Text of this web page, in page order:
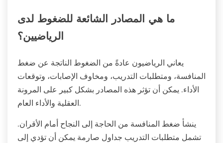
ما هي المصادر الشائعة للضغوط لدى
الرياضيين؟
يعاني الرياضيون عادةً من الضغوط الناتجة عن ضغط
المنافسة، ومتطلبات التدريب، ومخاوف الإصابات، وتوقعات
الأداء. يمكن أن تؤثر هذه المصادر بشكل كبير على المرونة
العقلية والأداء العام.
ينشأ ضغط المنافسة من الحاجة إلى النجاح أمام الأقران.
تشمل متطلبات التدريب جداول صارمة يمكن أن تؤدي إلى